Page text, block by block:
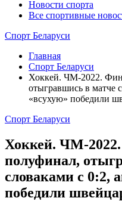
Новости спорта
Все спортивные
Спорт Беларуси
Главная
Спорт Беларуси
Хоккей. ЧМ-2022.
отыгравшись в матче
«всухую» победили
Спорт Беларуси
Хоккей. ЧМ-
полуфинал,
словаками с 0:2,
победили